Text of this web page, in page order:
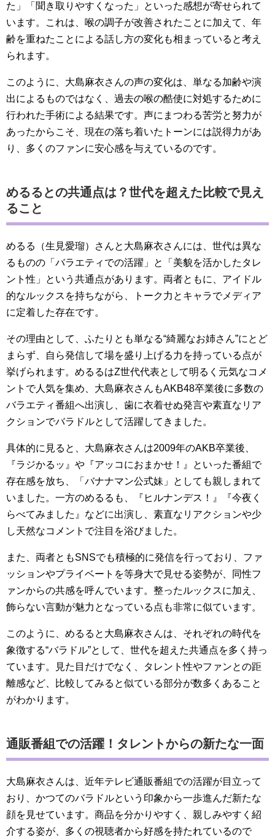
た」「聞き取りやすくなった」といった感想が寄せられて
います。これは、喉の調子が改善されたことに加えて、年
齢を重ねたことによる話し方の変化も相まっていると考え
られます。
このように、大島麻衣さんの声の変化は、単なる加齢や演
出によるものではなく、過去の喉の酷使に対処するために
行われた手術による結果です。声にまつわる苦労と努力が
あったからこそ、現在の落ち着いたトーンには説得力があ
り、多くのファンに安心感を与えているのです。
めるるとの共通点は？世代を超えた比較で見え
ること
めるる（生見愛瑠）さんと大島麻衣さんには、世代は異な
るものの「バラエティでの活躍」と「美貌を活かしたタレ
ント性」という共通点があります。両者ともに、アイドル
的なルックスを持ちながら、トーク力とキャラでメディア
に定着した存在です。
その理由として、ふたりとも単なる“綺麗なお姉さん”にとど
まらず、自ら発信して場を盛り上げる力を持っている点が
挙げられます。めるるはZ世代代表として明るく元気なコメ
ントで人気を集め、大島麻衣さんもAKB48卒業後に多数の
バラエティ番組へ出演し、歯に衣着せぬ発言や素直なリア
クションでバラドルとして活躍してきました。
具体的に見ると、大島麻衣さんは2009年のAKB卒業後、
『ラジかるッ』や『アッコにおまかせ！』といった番組で
存在感を放ち、「バナナマン公式妹」としても親しまれて
いました。一方のめるるも、『ヒルナンデス！』『今夜く
らべてみました』などに出演し、素直なリアクションや少
し天然なコメントで注目を浴びました。
また、両者ともSNSでも積極的に発信を行っており、ファ
ッションやプライベートを等身大で見せる姿勢が、同性フ
ァンからの共感を呼んでいます。整ったルックスに加え、
飾らない言動が魅力となっている点も非常に似ています。
このように、めるると大島麻衣さんは、それぞれの時代を
象徴する“バラドル”として、世代を超えた共通点を多く持っ
ています。見た目だけでなく、タレント性やファンとの距
離感など、比較してみると似ている部分が数多くあること
がわかります。
通販番組での活躍！タレントからの新たな一面
大島麻衣さんは、近年テレビ通販番組での活躍が目立って
おり、かつてのバラドルという印象から一歩進んだ新たな
顔を見せています。商品を分かりやすく、親しみやすく紹
介する姿が、多くの視聴者から好感を持たれているので